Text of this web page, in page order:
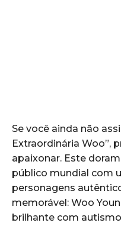
Se você ainda não
Extraordinária Woo”,
apaixonar. Este
público mundial com
personagens
memorável: Woo
brilhante com